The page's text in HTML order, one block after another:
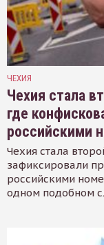
ЧЕХИЯ
Чехия стала
где
российскими
Чехия стала
зафиксировали
российскими
одном подобном